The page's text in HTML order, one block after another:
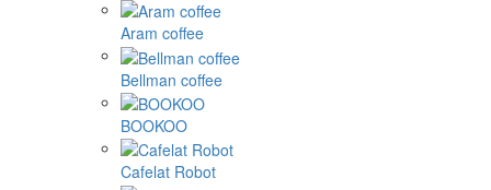
Aram coffee
Bellman coffee
BOOKOO
Cafelat Robot